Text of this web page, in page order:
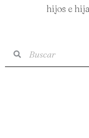
hijos e
Buscar